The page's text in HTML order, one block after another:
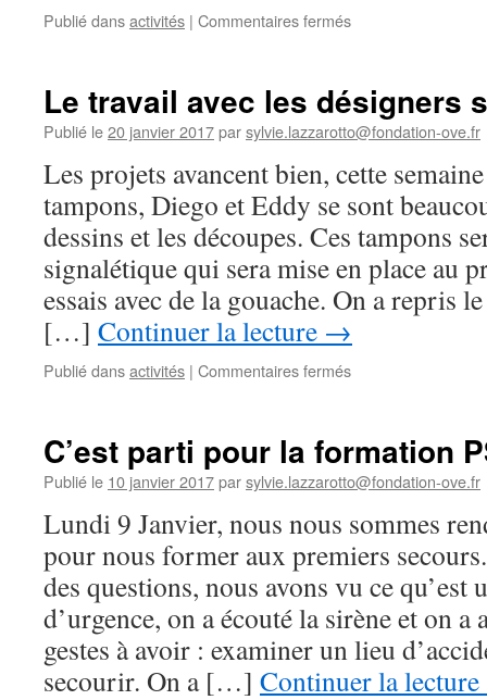
Publié dansactivités | Commentaires ferméssur
Le travail avec les désigners
Publié le20 janvier 2017parsylvie.lazzarotto@fondation-ove.fr
Les projets avancent bien, cette
tampons, Diego et Eddy se sont
dessins et les découpes. Ces tampons
signalétique qui sera mise en place au
essais avec de la gouache. On a repris
[…] Continuer la lecture →
Publié dansactivités | Commentaires ferméssur
les
désigners
poursuit
C’est parti pour la formation
Publié le 10 janvier 2017parsylvie.lazzarotto@fondation-ove.fr
Lundi 9 Janvier, nous nous sommes
pour nous former aux premiers
des questions, nous avons vu ce qu’est
d’urgence, on a écouté la sirène et on
gestes à avoir : examiner un lieu
secourir. On a […] Continuer la lecture